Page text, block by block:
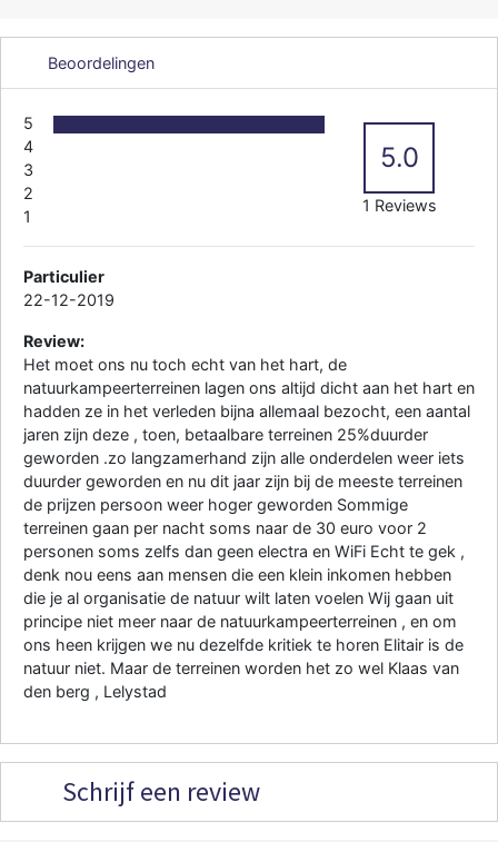
Beoordelingen
5
4
3
2
1
5.0
1 Reviews
Particulier
22-12-2019
Review:
Het moet ons nu toch echt van het hart, de
natuurkampeerterreinen lagen ons altijd dicht aan het hart en
hadden ze in het verleden bijna allemaal bezocht, een aantal
jaren zijn deze , toen, betaalbare terreinen 25%duurder
geworden .zo langzamerhand zijn alle onderdelen weer iets
duurder geworden en nu dit jaar zijn bij de meeste terreinen
de prijzen persoon weer hoger geworden Sommige
terreinen gaan per nacht soms naar de 30 euro voor 2
personen soms zelfs dan geen electra en WiFi Echt te gek ,
denk nou eens aan mensen die een klein inkomen hebben
die je al organisatie de natuur wilt laten voelen Wij gaan uit
principe niet meer naar de natuurkampeerterreinen , en om
ons heen krijgen we nu dezelfde kritiek te horen Elitair is de
natuur niet. Maar de terreinen worden het zo wel Klaas van
den berg , Lelystad
Schrijf een review